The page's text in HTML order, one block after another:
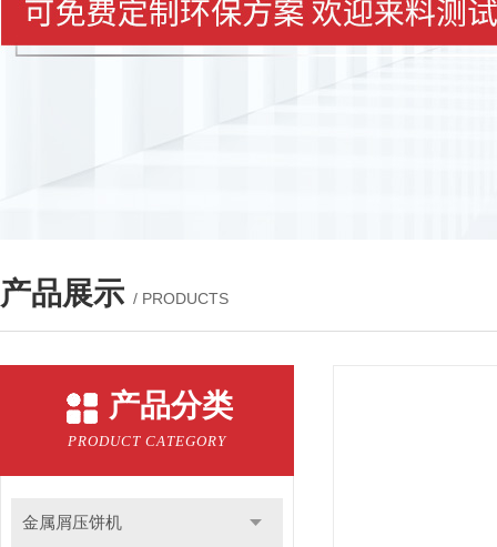
产品展示 / PRODUCTS
产品分类
PRODUCT CATEGORY
金属屑压饼机